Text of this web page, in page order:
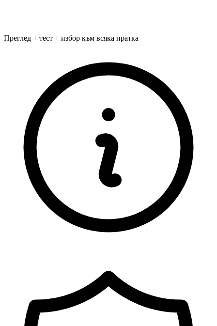
Преглед + тест + избор към всяка пратка